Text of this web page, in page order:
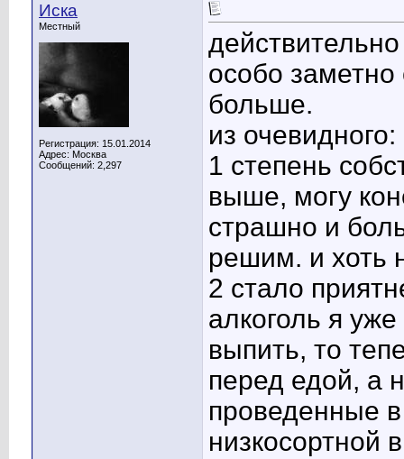
Иска
Местный
Регистрация: 15.01.2014
Адрес: Москва
Сообщений: 2,297
особо заметно
больше.
из очевидного:
1 степень
выше, могу
страшно и
решим. и хоть
2 стало
алкоголь я
выпить, то
перед едой, а
проведенные
низкосортной